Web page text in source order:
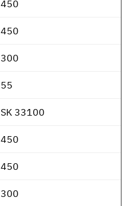
450
450
300
55
SK 33100
450
450
300